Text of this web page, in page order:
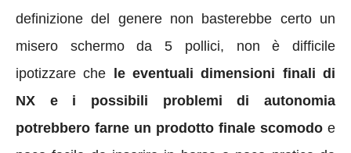
definizione del genere non basterebbe certo un
misero schermo da 5 pollici, non è difficile
ipotizzare che le eventuali dimensioni finali di
NX e i possibili problemi di autonomia
potrebbero farne un prodotto finale scomodo e